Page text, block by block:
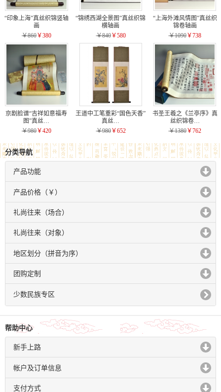
“印象上海”真丝织锦竖轴
画
￥860￥380
“锦绣西湖全景图”真丝织锦
横轴画
￥840￥580
“上海外滩风情图”真丝织
锦卷轴画
￥1090￥738
京剧脸谱“吉祥如意福寿
图”真丝…
￥980￥420
王道中工笔重彩“国色天香”
真丝…
￥980￥652
书圣王羲之《兰亭序》真
丝织锦卷…
￥1380￥762
分类导航
产品功能
click to expand contents
产品价格（￥）
click to expand contents
礼尚往来（场合）
click to expand contents
礼尚往来（对象）
click to expand contents
地区划分（拼音为序）
click to expand contents
团购定制
click to expand contents
少数民族专区
帮助中心
新手上路
click to expand contents
帐户及订单信息
click to expand contents
支付方式